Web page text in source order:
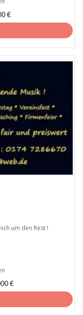
€
um den Rest !
€